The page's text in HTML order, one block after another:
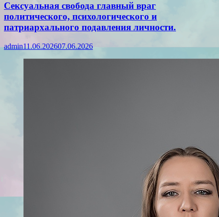
Сексуальная свобода главный враг
политического, психологического и
патриархального подавления личности.
admin11.06.202607.06.2026